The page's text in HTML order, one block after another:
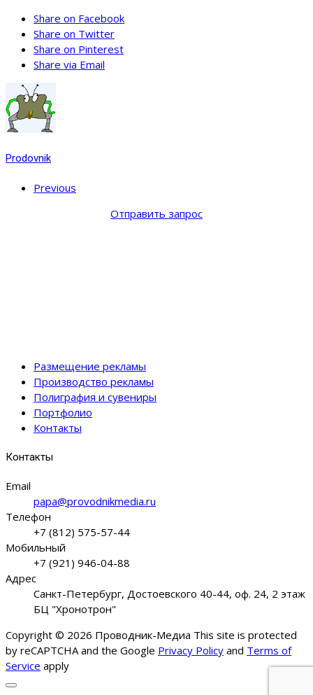
Share on Facebook
Share on Twitter
Share on Pinterest
Share via Email
Prodovnik
Previous
Отправить запрос
Размещение рекламы
Производство рекламы
Полиграфия и сувениры
Портфолио
Контакты
Контакты
Email
papa@provodnikmedia.ru
Телефон
+7 (812) 575-57-44
Мобильный
+7 (921) 946-04-88
Адрес
Санкт-Петербург, Достоевского 40-44, оф. 24, 2 этаж
БЦ "Хронотрон"
Copyright © 2026 Проводник-Медиа This site is protected
by reCAPTCHA and the Google Privacy Policy and Terms of
Service apply